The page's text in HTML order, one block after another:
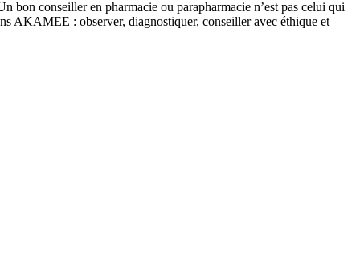
bon conseiller en pharmacie ou parapharmacie n’est pas celui qui
AKAMEE : observer, diagnostiquer, conseiller avec éthique et